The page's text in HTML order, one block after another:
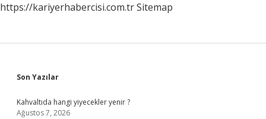
https://kariyerhabercisi.com.trSitemap
Sidebar
Son Yazılar
Kahvaltıda hangi yiyecekler yenir ?
Ağustos 7, 2026